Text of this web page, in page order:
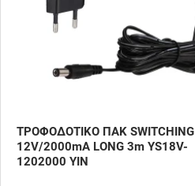
ΤΡΟΦΟΔΟΤΙΚΟ ΠΑΚ SWITCHING
12V/2000mA LONG 3m YS18V-
1202000 YIN